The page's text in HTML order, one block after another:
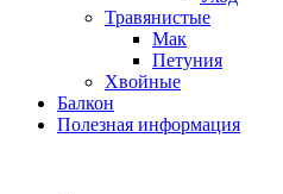
Травянистые
Мак
Петуния
Хвойные
Балкон
Полезная информация